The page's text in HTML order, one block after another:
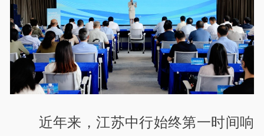
近年来，江苏中行始终第一时间响